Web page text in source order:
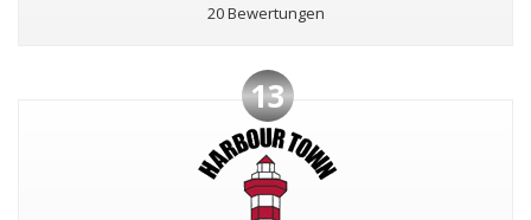
20 Bewertungen
13